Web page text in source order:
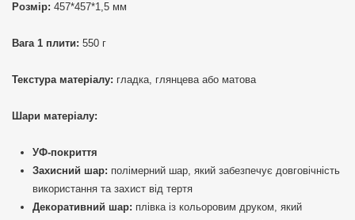
Розмір: 457*457*1,5 мм
Вага 1 плити: 550 г
Текстура матеріалу: гладка, глянцева або матова
Шари матеріалу:
УФ-покриття
Захисний шар: полімерний шар, який забезпечує довговічність
використання та захист від тертя
Декоративний шар: плівка із кольоровим друком, який